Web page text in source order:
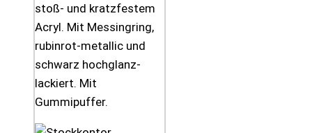
stoß- und kratzfestem
Acryl. Mit Messingring,
rubinrot-metallic und
schwarz hochglanz-
lackiert. Mit
Gummipuffer.